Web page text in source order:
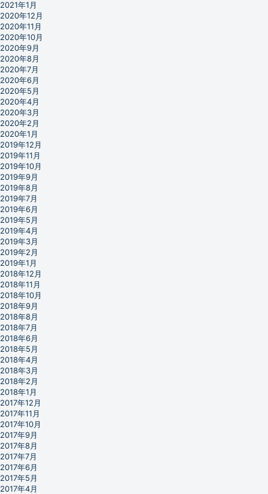
2021年1月
2020年12月
2020年11月
2020年10月
2020年9月
2020年8月
2020年7月
2020年6月
2020年5月
2020年4月
2020年3月
2020年2月
2020年1月
2019年12月
2019年11月
2019年10月
2019年9月
2019年8月
2019年7月
2019年6月
2019年5月
2019年4月
2019年3月
2019年2月
2019年1月
2018年12月
2018年11月
2018年10月
2018年9月
2018年8月
2018年7月
2018年6月
2018年5月
2018年4月
2018年3月
2018年2月
2018年1月
2017年12月
2017年11月
2017年10月
2017年9月
2017年8月
2017年7月
2017年6月
2017年5月
2017年4月